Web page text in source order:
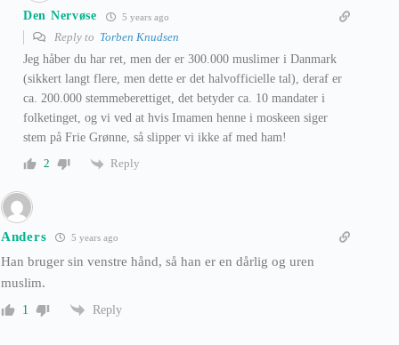
Den Nervøse 5 years ago
Reply to Torben Knudsen
Jeg håber du har ret, men der er 300.000 muslimer i Danmark
(sikkert langt flere, men dette er det halvofficielle tal), deraf er
ca. 200.000 stemmeberettiget, det betyder ca. 10 mandater i
folketinget, og vi ved at hvis Imamen henne i moskeen siger
stem på Frie Grønne, så slipper vi ikke af med ham!
2
Reply
Anders 5 years ago
Han bruger sin venstre hånd, så han er en dårlig og uren
muslim.
1 Reply